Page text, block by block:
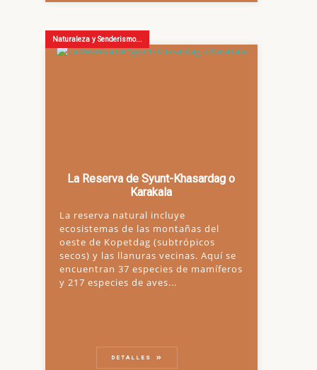
Naturaleza y Senderismo...
La Reserva de Syunt-Khasardag o
Karakala
La reserva natural incluye
ecosistemas de las montañas del
oeste de Kopetdag (subtrópicos
secos) y las llanuras vecinas. Aquí se
encuentran 37 especies de mamíferos
y 217 especies de aves...
DETALLES